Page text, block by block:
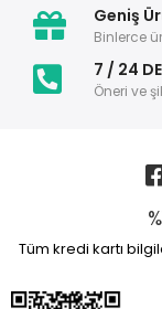
Geniş
Binlerce
7 / 24
Öneri ve
Tüm kredi kartı